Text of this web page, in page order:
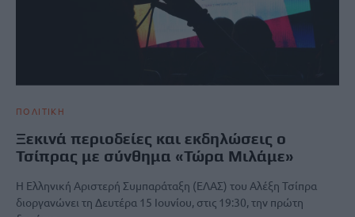
ΠΟΛΙΤΙΚΗ
Ξεκινά περιοδείες και εκδηλώσεις ο
Τσίπρας με σύνθημα «Τώρα Μιλάμε»
Η Ελληνική Αριστερή Συμπαράταξη (ΕΛΑΣ) του Αλέξη Τσίπρα
διοργανώνει τη Δευτέρα 15 Ιουνίου, στις 19:30, την πρώτη